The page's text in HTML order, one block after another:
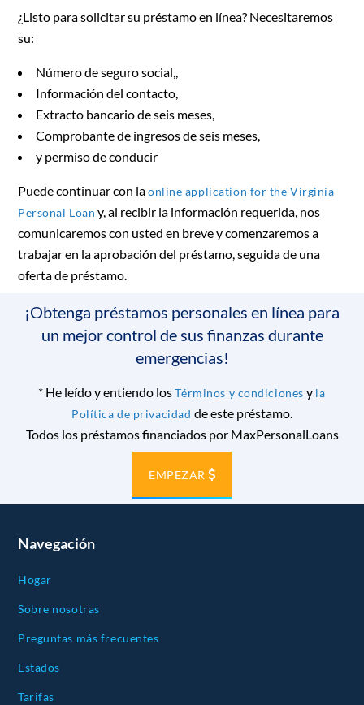
¿Listo para solicitar su préstamo en línea? Necesitaremos
su:
Número de seguro social,,
Información del contacto,
Extracto bancario de seis meses,
Comprobante de ingresos de seis meses,
y permiso de conducir
Puede continuar con laonline application for the Virginia
Personal Loan y, al recibir la información requerida, nos
comunicaremos con usted en breve y comenzaremos a
trabajar en la aprobación del préstamo, seguida de una
oferta de préstamo.
¡Obtenga préstamos personales en línea para
un mejor control de sus finanzas durante
emergencias!
* He leído y entiendo losTérminos y condicionesy la
Política de privacidad de este préstamo.
Todos los préstamos financiados por MaxPersonalLoans
EMPEZAR
Navegación
Hogar
Sobre nosotras
Preguntas más frecuentes
Estados
Tarifas